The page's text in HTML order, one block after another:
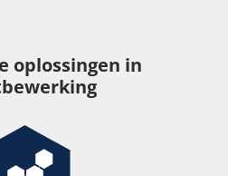
oplossingen in